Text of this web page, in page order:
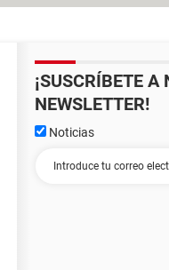
¡SUSCRÍBETE A
NEWSLETTER!
Noticias